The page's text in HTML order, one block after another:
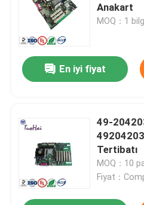
Anakart
MOQ：1
En iyi fiyat
49-
Tertibatı
MOQ：10
Fiyat：